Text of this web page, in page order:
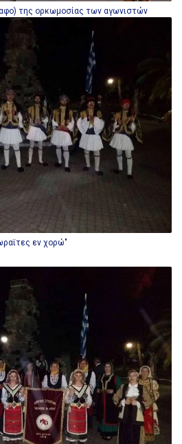
της ορκωμοσίας των αγωνιστών
εν χορώ"